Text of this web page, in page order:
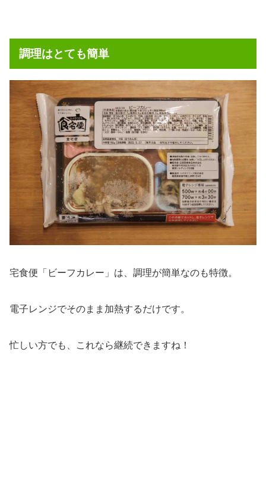
調理はとても簡単
宅食便「ビーフカレー」は、調理が簡単なのも特徴。
電子レンジでそのまま加熱するだけです。
忙しい方でも、これなら継続できますね！